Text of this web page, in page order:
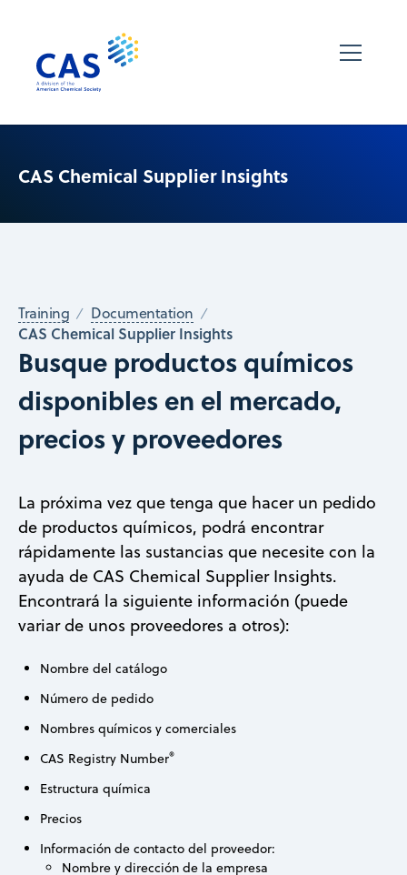
CAS Chemical Supplier Insights
Training Documentation
CAS Chemical Supplier Insights
Busque productos químicos
disponibles en el mercado,
precios y proveedores
La próxima vez que tenga que hacer un pedido
de productos químicos, podrá encontrar
rápidamente las sustancias que necesite con la
ayuda de CAS Chemical Supplier Insights.
Encontrará la siguiente información (puede
variar de unos proveedores a otros):
Nombre del catálogo
Número de pedido
Nombres químicos y comerciales
CAS Registry Number®
Estructura química
Precios
Información de contacto del proveedor:
Nombre y dirección de la empresa